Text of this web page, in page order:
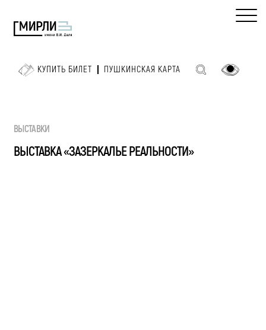
КУПИТЬ БИЛЕТ ПУШКИНСКАЯ КАРТА
ВЫСТАВКИ
ВЫСТАВКА «ЗАЗЕРКАЛЬЕ РЕАЛЬНОСТИ»